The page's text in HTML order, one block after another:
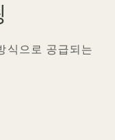
식으로 공급되는